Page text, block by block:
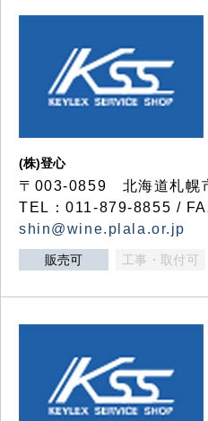
(株)登心
〒003-0859 北海道札幌
TEL：011-879-8855 /
shin@wine.plala.or.jp
販売可 工事・取付可